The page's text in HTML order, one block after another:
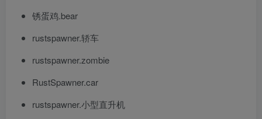
锈蛋鸡.bear
rustspawner.轿车
rustspawner.zombie
RustSpawner.car
rustspawner.小型直升机